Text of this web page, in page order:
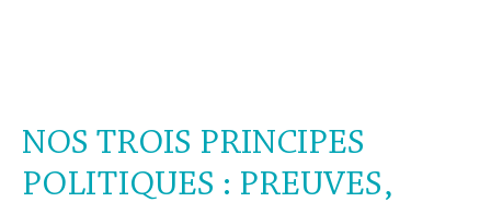
NOS TROIS PRINCIPES
POLITIQUES : PREUVES,